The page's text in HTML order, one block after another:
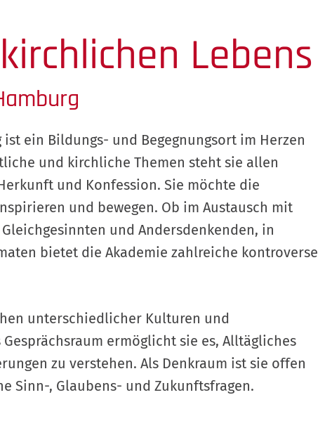
Lebens
ein Bildungs- und Begegnungsort im Herzen
und kirchliche Themen steht sie allen
und Konfession. Sie möchte die
und bewegen. Ob im Austausch mit
und Andersdenkenden, in
bietet die Akademie zahlreiche kontroverse
unterschiedlicher Kulturen und
ermöglicht sie es, Alltägliches
zu verstehen. Als Denkraum ist sie offen
Sinn-, Glaubens- und Zukunftsfragen.